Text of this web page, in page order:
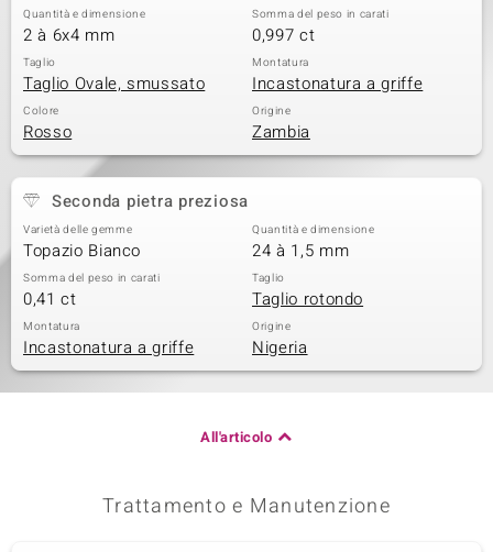
Quantità e dimensione
2 à 6x4 mm
Somma del peso in carati
0,997 ct
Taglio
Taglio Ovale, smussato
Montatura
Incastonatura a griffe
Colore
Rosso
Origine
Zambia
Seconda pietra preziosa
Varietà delle gemme
Topazio Bianco
Quantità e dimensione
24 à 1,5 mm
Somma del peso in carati
0,41 ct
Taglio
Taglio rotondo
Montatura
Incastonatura a griffe
Origine
Nigeria
All'articolo
Trattamento e Manutenzione